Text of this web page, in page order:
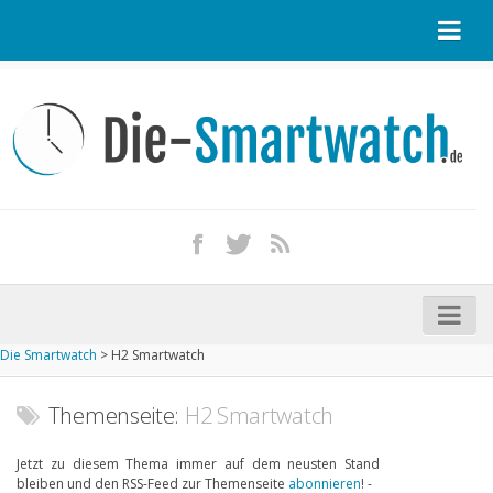
Kontakt / Tipp geben
Impressum
iPhone kaufen
Startseite
Aktuelle Smartwatches im Test
Die Smartwatch > H2 Smartwatch
Themenseite: H2 Smartwatch
Jetzt zu diesem Thema immer auf dem neusten Stand
bleiben und den RSS-Feed zur Themenseite abonnieren! -